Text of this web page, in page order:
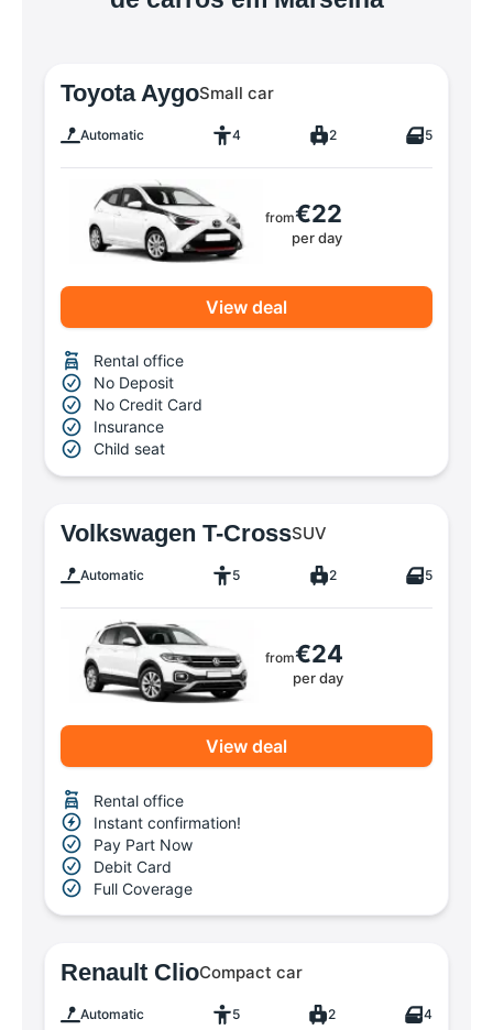
Toyota AygoSmall car
Automatic 4 2 5
from€22
per day
View deal
Rental office
No Deposit
No Credit Card
Insurance
Child seat
Volkswagen T-CrossSUV
Automatic 5 2 5
from€24
per day
View deal
Rental office
Instant confirmation!
Pay Part Now
Debit Card
Full Coverage
Renault ClioCompact car
Automatic 5 2 4